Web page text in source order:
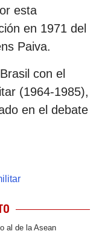
esta
en 1971 del
Paiva.
con el
(1964-1985),
en el debate
al de la Asean